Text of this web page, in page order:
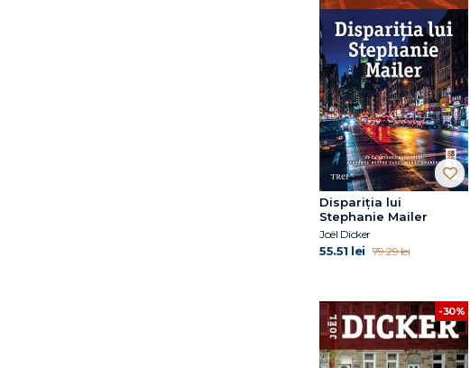
Dispariția lui
Stephanie Mailer
Joël Dicker
55.51 lei 79.29 lei
-30%